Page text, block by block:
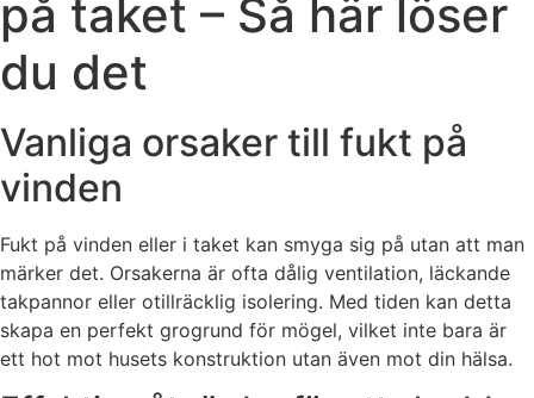
på taket – Så här löser
du det
Vanliga orsaker till fukt på
vinden
Fukt på vinden eller i taket kan smyga sig på utan att man
märker det. Orsakerna är ofta dålig ventilation, läckande
takpannor eller otillräcklig isolering. Med tiden kan detta
skapa en perfekt grogrund för mögel, vilket inte bara är
ett hot mot husets konstruktion utan även mot din hälsa.